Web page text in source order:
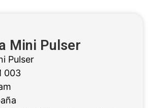
Mini Pulser
Pulser
003